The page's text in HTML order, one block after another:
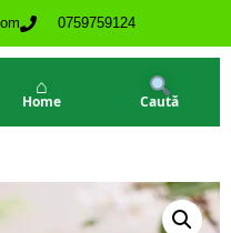
0759759124
⌂
Home Caută